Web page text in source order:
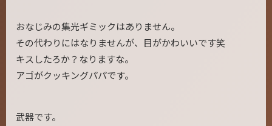
おなじみの集光ギミックはありません。
その代わりにはなりませんが、目がかわいいです笑
キスしたろか？なりますな。
アゴがクッキングパパです。
武器です。